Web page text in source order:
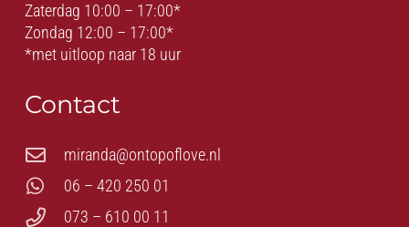
Zaterdag 10:00 – 17:00*
Zondag 12:00 – 17:00*
*met uitloop naar 18 uur
Contact
miranda@ontopoflove.nl
06 – 420 250 01
073 – 610 00 11